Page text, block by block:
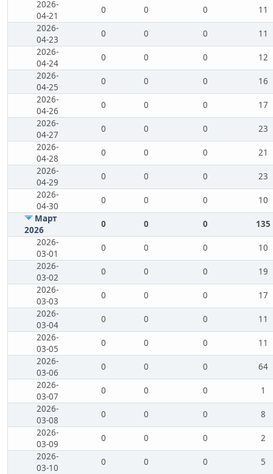
2026-
04-21
0 0 0
11
2026-
04-23
0 0 0
11
2026-
04-24
0 0 0
12
2026-
04-25
0 0 0
16
2026-
04-26
0 0 0
17
2026-
04-27
0 0 0
23
2026-
04-28
0 0 0
21
2026-
04-29
0 0 0
23
2026-
04-30
0 0 0
10
Март
2026
0 0 0
135
2026-
03-01
0 0 0
10
2026-
03-02
0 0 0
19
2026-
03-03
0 0 0
17
2026-
03-04
0 0 0
11
2026-
03-05
0 0 0
11
2026-
03-06
0 0 0
64
2026-
03-07
0 0 0
1
2026-
03-08
0 0 0
8
2026-
03-09
0 0 0
2
2026-
03-10
0 0 0
5